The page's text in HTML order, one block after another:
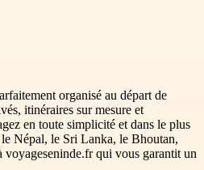
organisé au départ de
itinéraires sur mesure et
en toute simplicité et dans le plus
Népal, le Sri Lanka, le Bhoutan,
qui vous garantit un